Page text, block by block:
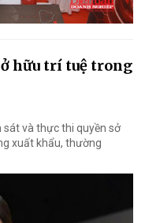
hữu trí tuệ trong
sát và thực thi quyền sở
xuất khẩu, thường